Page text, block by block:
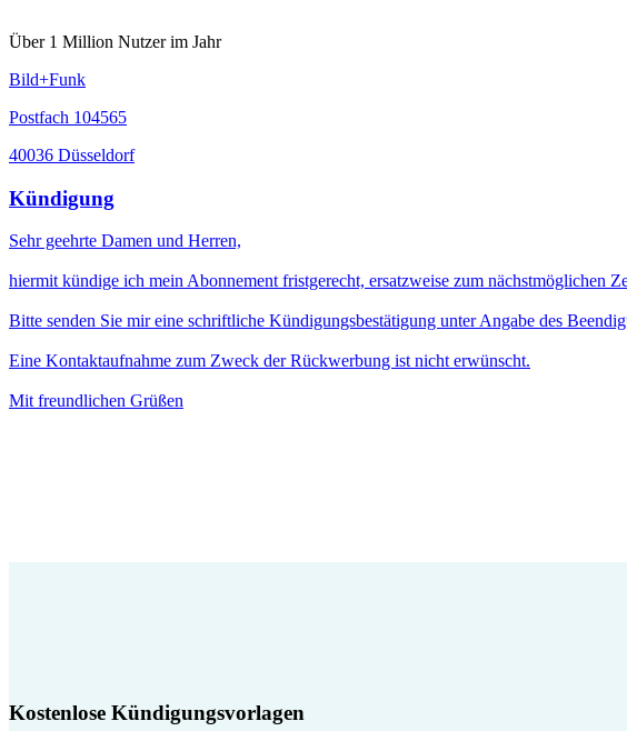
Über 1 Million Nutzer im Jahr
Bild+Funk
Postfach 104565
40036 Düsseldorf
Kündigung
Sehr geehrte Damen und Herren,
hiermit kündige ich mein Abonnement fristgerecht, ersatzweise zum nächstmöglichen
Bitte senden Sie mir eine schriftliche Kündigungsbestätigung unter Angabe des
Eine Kontaktaufnahme zum Zweck der Rückwerbung ist nicht erwünscht.
Mit freundlichen Grüßen
Kostenlose Kündigungsvorlagen